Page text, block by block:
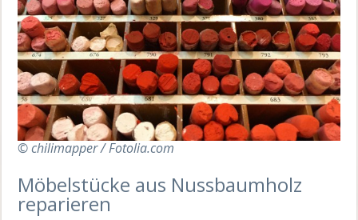
© chilimapper / Fotolia.com
Möbelstücke aus Nussbaumholz
reparieren